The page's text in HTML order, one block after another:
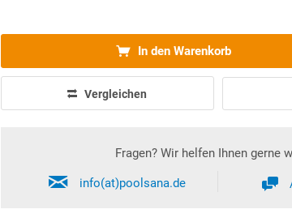
In den Warenkorb
Vergleichen
Fragen? Wir helfen Ihnen gerne
info(at)poolsana.de